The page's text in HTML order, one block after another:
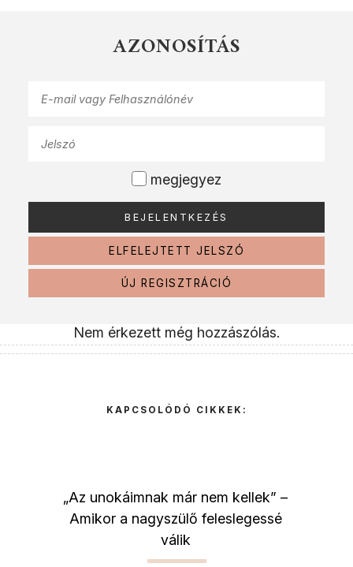
AZONOSÍTÁS
megjegyez
ELFELEJTETT JELSZÓ
ÚJ REGISZTRÁCIÓ
Nem érkezett még hozzászólás.
KAPCSOLÓDÓ CIKKEK:
„Az unokáimnak már nem kellek” –
Amikor a nagyszülő feleslegessé
válik